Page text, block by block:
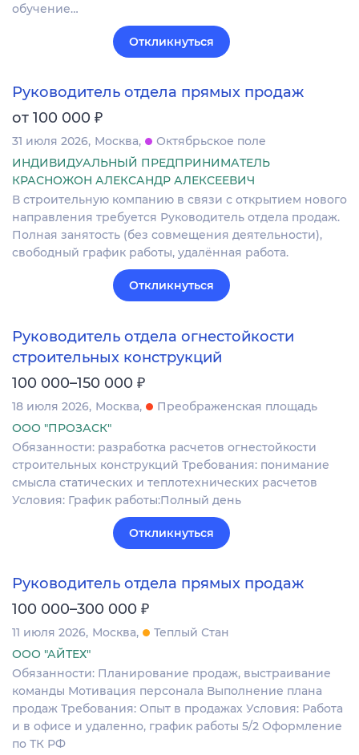
обучение…
Откликнуться
Руководитель отдела прямых продаж
от 100 000 ₽
31 июля 2026 Москва
Октябрьское поле
ИНДИВИДУАЛЬНЫЙ ПРЕДПРИНИМАТЕЛЬ
КРАСНОЖОН АЛЕКСАНДР АЛЕКСЕЕВИЧ
В строительную компанию в связи с открытием нового
направления требуется Руководитель отдела продаж.
Полная занятость (без совмещения деятельности),
свободный график работы, удалённая работа.
Откликнуться
Руководитель отдела огнестойкости
строительных конструкций
100 000–150 000 ₽
18 июля 2026 Москва
Преображенская площадь
ООО "ПРОЗАСК"
Обязанности: разработка расчетов огнестойкости
строительных конструкций Требования: понимание
смысла статических и теплотехнических расчетов
Условия: График работы:Полный день
Откликнуться
Руководитель отдела прямых продаж
100 000–300 000 ₽
11 июля 2026 Москва
Теплый Стан
ООО "АЙТЕХ"
Обязанности: Планирование продаж, выстраивание
команды Мотивация персонала Выполнение плана
продаж Требования: Опыт в продажах Условия: Работа
и в офисе и удаленно, график работы 5/2 Оформление
по ТК РФ